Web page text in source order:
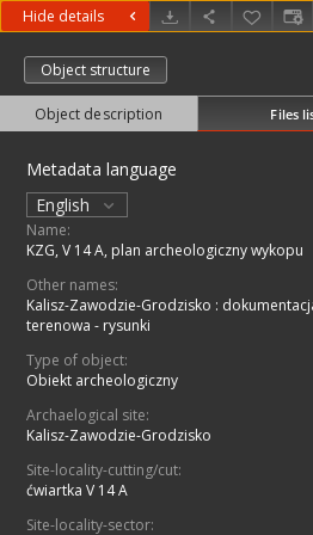
Hide details
Object structure
Object description Files
Metadata language
English
Name:
KZG, V 14 A, plan archeologiczny wykopu
Other names:
Kalisz-Zawodzie-Grodzisko :
terenowa - rysunki
Type of object:
Obiekt archeologiczny
Archaelogical site:
Kalisz-Zawodzie-Grodzisko
Site-locality-cutting/cut:
ćwiartka V 14 A
Site-locality-sector: